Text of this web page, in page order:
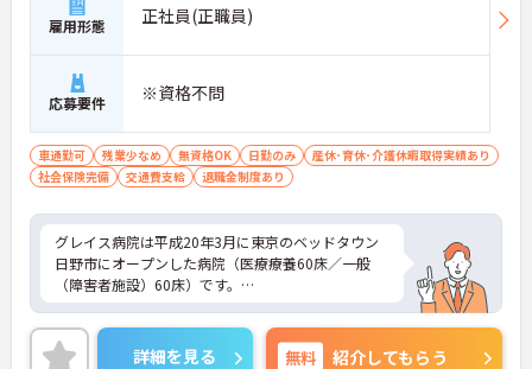
り、広々とした空間で富士山も望めます！
雇用形態 正社員(正職員)
応募要件 ※資格不問
車通勤可 残業少なめ 無資格OK 日勤のみ
産休･育休･介護休暇取得実績あり
社会保険完備
交通費支給 退職金制度あり
グレイス病院は平成20年3月に東京のベッドタウン
日野市にオープンした病院（医療療養60床／一般
（障害者施設）60床）です。
診療科目は内科・消化器内科・小児内科で、電子カ
ルテ、オーダリングシステムを導入しています。
詳細を見る 無料 紹介してもらう